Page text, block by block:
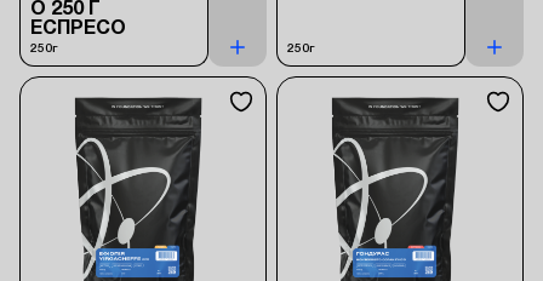
O 250 Г
ЕСПРЕСО
250г 250г